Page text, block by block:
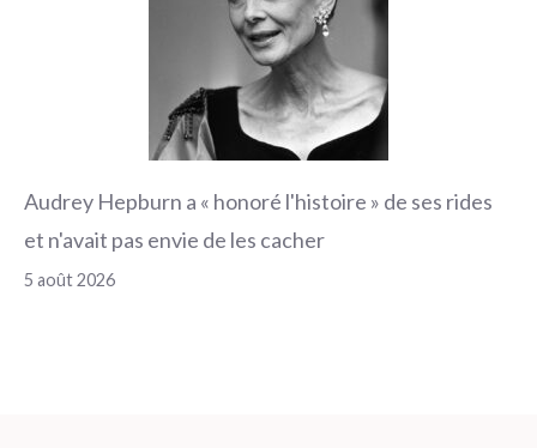
Audrey Hepburn a « honoré l'histoire » de ses rides
et n'avait pas envie de les cacher
5 août 2026